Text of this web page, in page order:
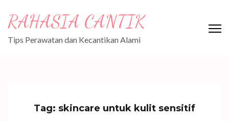
content
(Press
RAHASIA CANTIK
Tips Perawatan dan Kecantikan Alami
Tag: skincare untuk kulit sensitif